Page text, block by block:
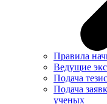
Правила
Ведущие
Подача
Подача
ученых